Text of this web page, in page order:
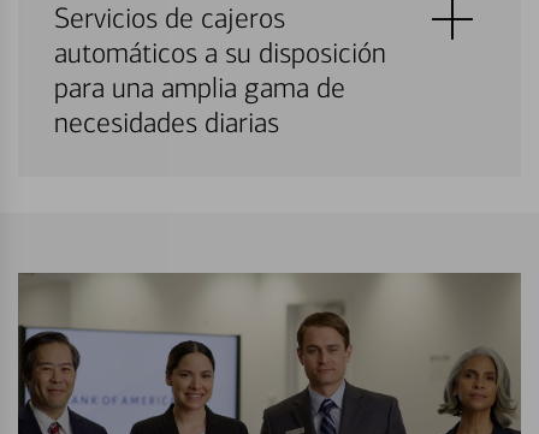
Servicios de cajeros
automáticos a su disposición
para una amplia gama de
necesidades diarias